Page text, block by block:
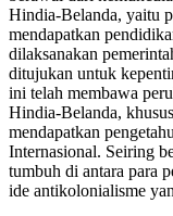
Hindia-Belanda, yaitu
mendapatkan
dilaksanakan
ditujukan untuk
ini telah membawa
Hindia-Belanda,
mendapatkan
Internasional. Seiring
tumbuh di antara para
ide antikolonialisme